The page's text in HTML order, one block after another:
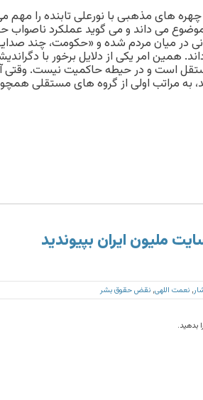
های مذهبی با نورعلی تابنده را مهم
می داند و می گوید عملکرد
در میان مردم شده و «حکومت، چند
همین امر یکی از دلایل برخور با
است و در حیطه حاکمیت نیست. وقتی
مراتب اولی از گروه های مستقلی
ملیون ایران بپیوندید
نعمت اللهی نقض حقوق بشر
بدهید.